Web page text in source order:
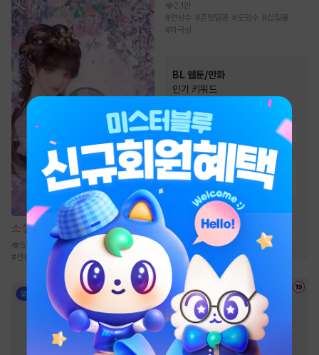
소설 몰락한 가문의 소저가 되다
59만
#전생/환생 동양풍 능력녀 #걸크러시
2.1만
#연상수 #존댓말공 #도망수 #삽질물
#하극상
BL 웹툰/만화
인기 키워드
#짝사랑
#절륜공
미인수
#츤데레수 #
대형견공
#동거 #상처수 #하드코어
현대물 # #다정수
집착공 미남공
다정공 #친구>연인
#고수위